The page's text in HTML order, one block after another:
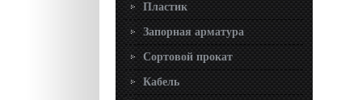
Пластик
Запорная арматура
Сортовой прокат
Кабель